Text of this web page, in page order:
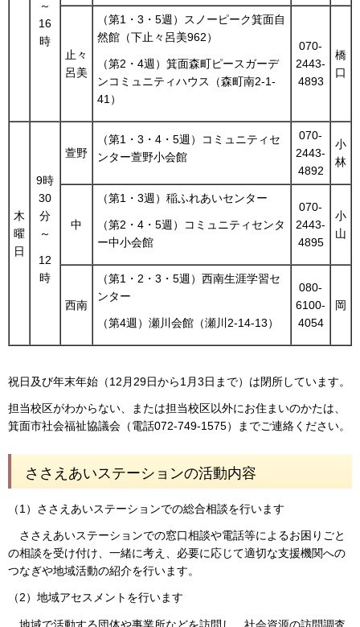
～
16
時
止々
呂美
（第1・3・5週）スノーピーク箕面自
然館（下止々呂美962）
（第2・4週）箕面森町ピースガーデ
ンコミュニティハウス（森町南2-1-
41）
070-
2443-
4893
橋
口
木
曜
日
9時
30
分
～
12
時
萱野
（第1・3・4・5週）コミュニティセ
ンター萱野小会館
070-
2443-
4892
小
林
中
（第1・3週）稲ふれあいセンター
（第2・4・5週）コミュニティセンタ
ー中小会館
070-
2443-
4895
小
山
西南
（第1・2・3・5週）西南生涯学習セ
ンター
（第4週）瀬川会館（瀬川2-14-13）
080-
6100-
4054
岡
祝日及び年末年始（12月29日から1月3日まで）は閉所しています。
担当校区がわからない、または担当校区以外にお住まいのかたは、
箕面市社会福祉協議会（電話072-749-1575）までご連絡ください。
ささえあいステーションの活動内容
（1）ささえあいステーションでの総合相談を行います
ささえあいステーションでの窓口相談や電話等によるお困りごと
の相談を受け付け、一緒に考え、必要に応じて適切な支援機関への
つなぎや地域活動の紹介を行います。
（2）地域アセスメントを行います
地域で活動する団体や事業所などを訪問し、社会資源の訪問調査